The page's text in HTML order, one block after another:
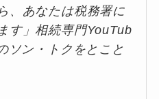
、あなたは税務署に
す」相続専門YouTub
ソン・トクをとこと